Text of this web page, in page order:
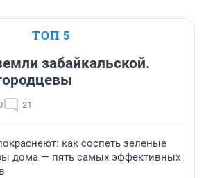
ТОП 5
забайкальской.
21
как соспеть зеленые
дома — пять самых эффективных